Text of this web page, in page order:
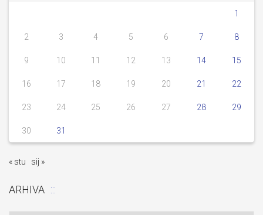
1
2 3 4 5 6 7 8
9 10 11 12 13 14 15
16 17 18 19 20 21 22
23 24 25 26 27 28 29
30 31
« stu sij »
ARHIVA